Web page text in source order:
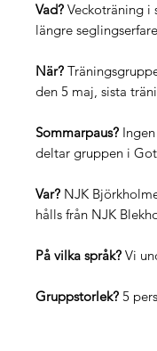
Vad? Veckoträning i
längre
När?
den 5 maj, sista
Sommarpaus?
deltar gruppen i
Var? NJK
hålls från NJK
På vilka språk? Vi
Gruppstorlek? 5